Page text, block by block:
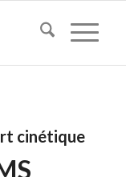
cinétique